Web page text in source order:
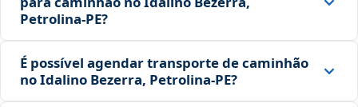
Petrolina‑PE?
É possível agendar transporte de caminhão
no Idalino Bezerra, Petrolina‑PE?